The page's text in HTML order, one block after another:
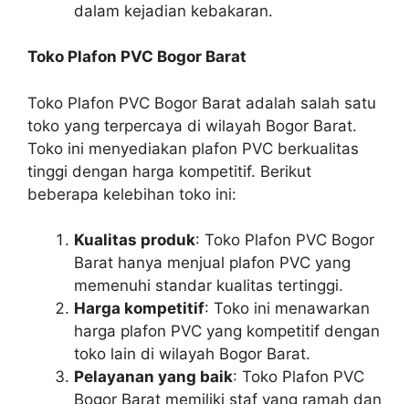
dalam kejadian kebakaran.
Toko Plafon PVC Bogor Barat
Toko Plafon PVC Bogor Barat adalah salah satu
toko yang terpercaya di wilayah Bogor Barat.
Toko ini menyediakan plafon PVC berkualitas
tinggi dengan harga kompetitif. Berikut
beberapa kelebihan toko ini:
Kualitas produk: Toko Plafon PVC Bogor
Barat hanya menjual plafon PVC yang
memenuhi standar kualitas tertinggi.
Harga kompetitif: Toko ini menawarkan
harga plafon PVC yang kompetitif dengan
toko lain di wilayah Bogor Barat.
Pelayanan yang baik: Toko Plafon PVC
Bogor Barat memiliki staf yang ramah dan